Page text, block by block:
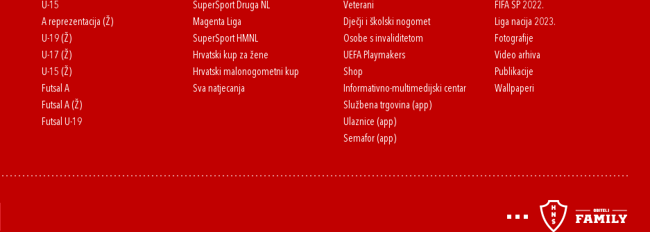
U-15
A reprezentacija (Ž)
U-19 (Ž)
U-17 (Ž)
U-15 (Ž)
Futsal A
Futsal A (Ž)
Futsal U-19
SuperSport Druga NL
Magenta Liga
SuperSport HMNL
Hrvatski kup za žene
Hrvatski malonogometni kup
Sva natjecanja
Veterani
Dječji i školski nogomet
Osobe s invaliditetom
UEFA Playmakers
Shop
Informativno-multimedijski centar
Službena trgovina (app)
Ulaznice (app)
Semafor (app)
FIFA SP 2022.
Liga nacija 2023.
Fotografije
Video arhiva
Publikacije
Wallpaperi